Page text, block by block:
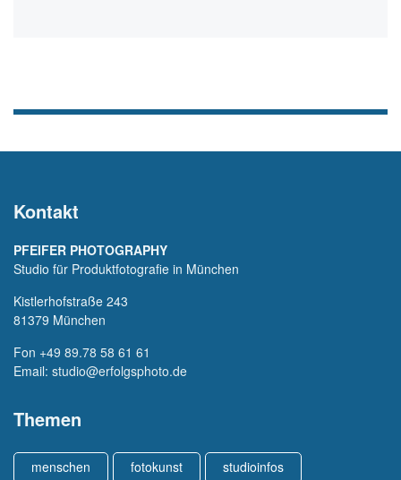
Kontakt
PFEIFER PHOTOGRAPHY
Studio für Produktfotografie in München
Kistlerhofstraße 243
81379 München
Fon +49 89.78 58 61 61
Email: studio@erfolgsphoto.de
Themen
menschen fotokunst studioinfos